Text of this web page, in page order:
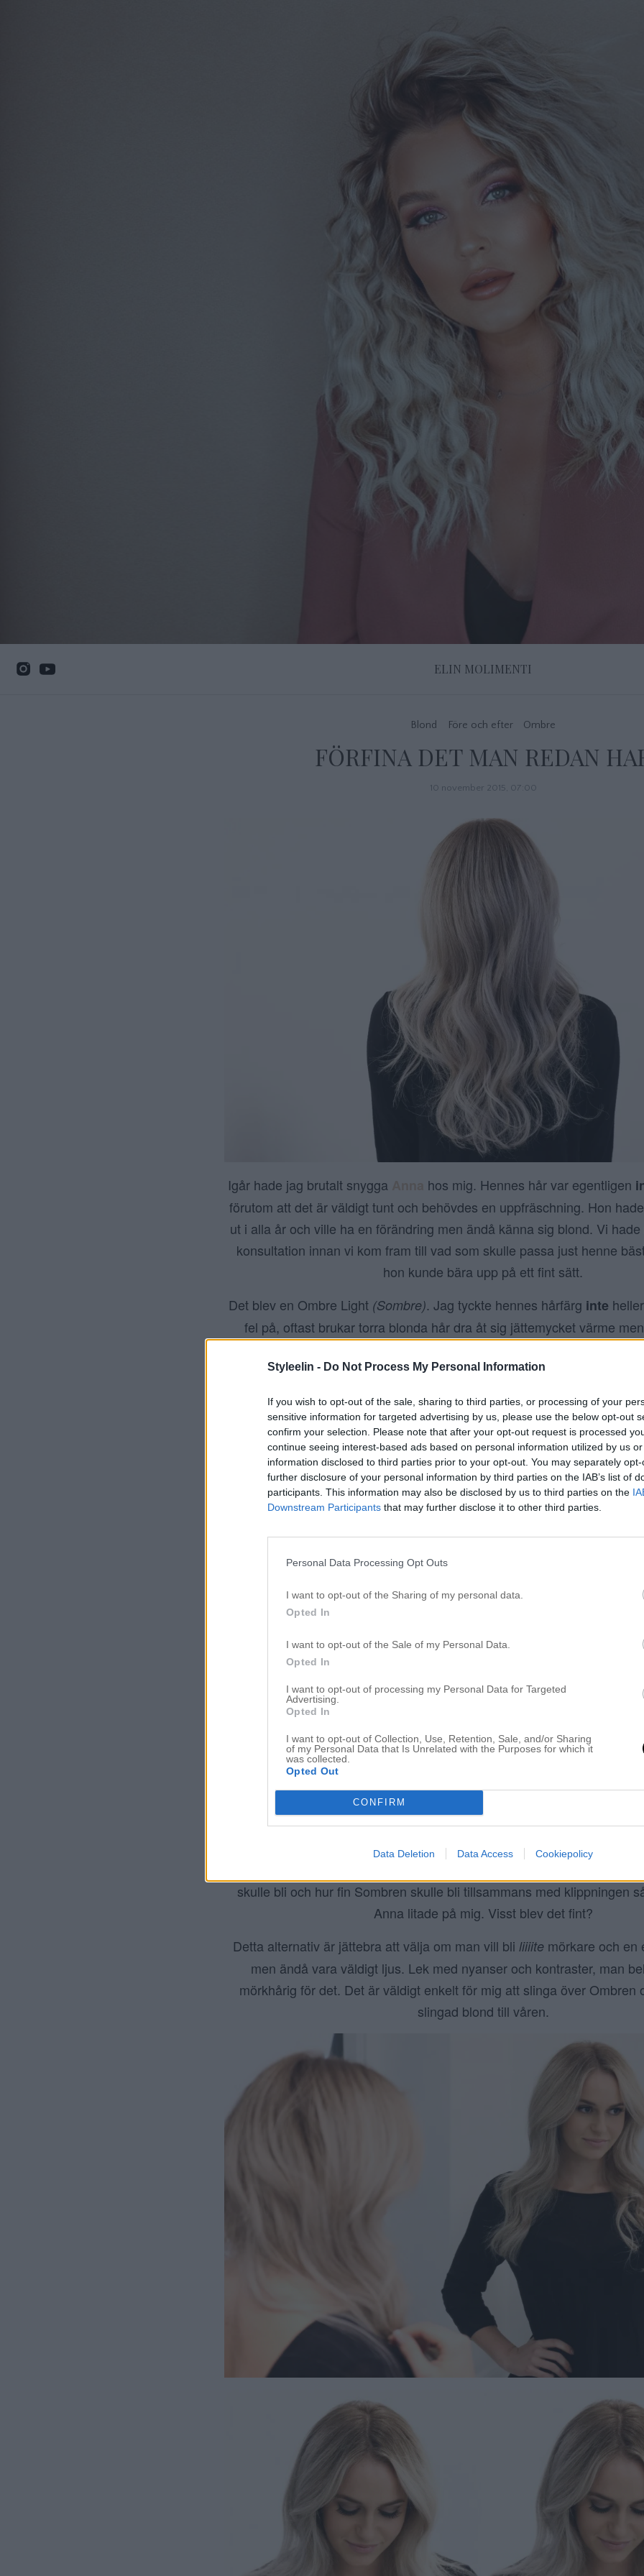
Styleelin - Do Not Process My Personal Information
If you wish to opt-out of the sale, sharing to third parties, or processing of your
sensitive information for targeted advertising by us, please use the below opt-out
confirm your selection. Please note that after your opt-out request is processed
continue seeing interest-based ads based on personal information utilized by us
information disclosed to third parties prior to your opt-out. You may separately
further disclosure of your personal information by third parties on the IAB’s list of
participants. This information may also be disclosed by us to third parties on the
Downstream Participants that may further disclose it to other third parties.
Personal Data Processing Opt Outs
I want to opt-out of the Sharing of my personal data.
Opted In
I want to opt-out of the Sale of my Personal Data.
Opted In
I want to opt-out of processing my Personal Data for Targeted
Advertising.
Opted In
I want to opt-out of Collection, Use, Retention, Sale, and/or Sharing
of my Personal Data that Is Unrelated with the Purposes for which it
was collected.
Opted Out
CONFIRM
Data Deletion Data Access Cookiepolicy
ELIN MOLIMENTI
Blond Före och efter Ombre
FÖRFINA DET MAN REDAN
10 november 2015, 07:00
Igår hade jag brutalt snygga hos mig. Hennes hår var egentligen
förutom att det är väldigt tunt och behövdes en uppfräschning. Hon
ut i alla år och ville ha en förändring men ändå känna sig blond. Vi
konsultation innan vi kom fram till vad som skulle passa just henne
hon kunde bära upp på ett fint sätt.
Det blev en Ombre Light (Sombre). Jag tyckte hennes hårfärg inte
fel på, oftast brukar torra blonda hår dra åt sig jättemycket värme
(än hennes naturliga), jag ville också att tonerna skulle gå i
– en
(lyxigare)nyans skulle få hennes hår att se fylligare och
skulle bli och hur fin Sombren skulle bli tillsammans med klippningen
Anna litade på mig. Visst blev det fint?
Detta alternativ är jättebra att välja om man vill bli liiiitemörkare och en
men ändå vara väldigt ljus. Lek med nyanser och kontraster, man
mörkhårig för det. Det är väldigt enkelt för mig att slinga över Ombren
slingad blond till våren.